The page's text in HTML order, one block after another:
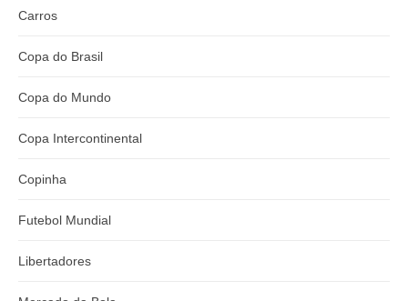
Carros
Copa do Brasil
Copa do Mundo
Copa Intercontinental
Copinha
Futebol Mundial
Libertadores